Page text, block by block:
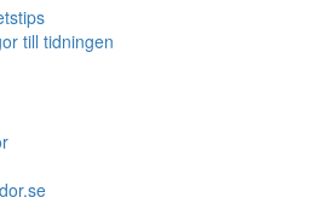
till tidningen